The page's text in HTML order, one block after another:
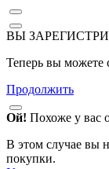
ВЫ
Теперь вы можете
Продолжить
Ой! Похоже у вас
В этом случае вы
покупки.